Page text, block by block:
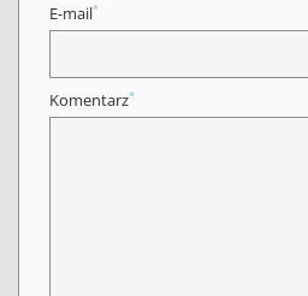
E-mail*
Komentarz*